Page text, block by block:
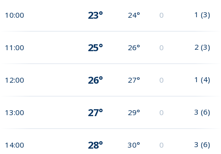
10:00 23° 24° 0 1 (3)
11:00 25° 26° 0 2 (3)
12:00 26° 27° 0 1 (4)
13:00 27° 29° 0 3 (6)
14:00 28° 30° 0 3 (6)